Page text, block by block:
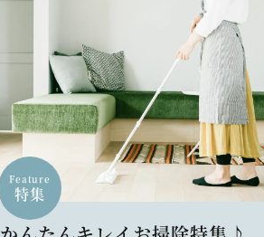
Feature
特集